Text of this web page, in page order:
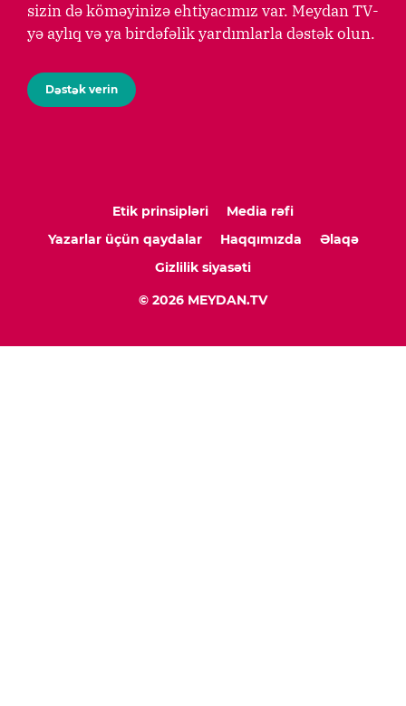
sizin də köməyinizə ehtiyacımız var. Meydan TV-
yə aylıq və ya birdəfəlik yardımlarla dəstək olun.
Dəstək verin
Etik prinsipləri
Media rəfi
Yazarlar üçün qaydalar
Haqqımızda
Əlaqə
Gizlilik siyasəti
© 2026 MEYDAN.TV